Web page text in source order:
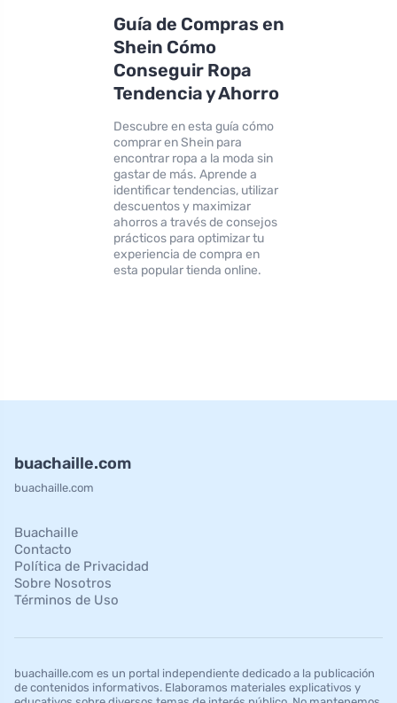
Guía de Compras en
Shein Cómo
Conseguir Ropa
Tendencia y Ahorro
Descubre en esta guía cómo
comprar en Shein para
encontrar ropa a la moda sin
gastar de más. Aprende a
identificar tendencias, utilizar
descuentos y maximizar
ahorros a través de consejos
prácticos para optimizar tu
experiencia de compra en
esta popular tienda online.
buachaille.com
buachaille.com
Buachaille
Contacto
Política de Privacidad
Sobre Nosotros
Términos de Uso
buachaille.com es un portal independiente dedicado a la publicación
de contenidos informativos. Elaboramos materiales explicativos y